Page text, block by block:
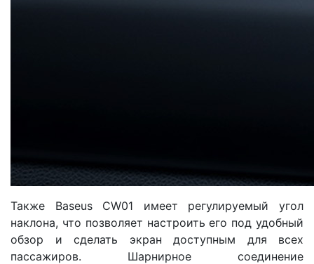
Также Baseus CW01 имеет регулируемый угол
наклона, что позволяет настроить его под удобный
обзор и сделать экран доступным для всех
пассажиров. Шарнирное соединение